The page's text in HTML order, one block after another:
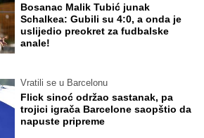
Bosanac Malik Tubić junak
Schalkea: Gubili su 4:0, a onda je
uslijedio preokret za fudbalske
anale!
Vratili se u Barcelonu
Flick sinoć održao sastanak, pa
trojici igrača Barcelone saopštio da
napuste pripreme